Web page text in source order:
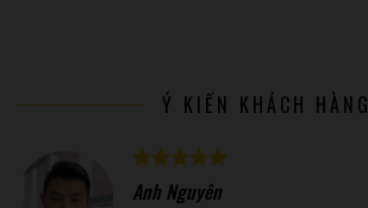
Ý KIẾN KHÁCH HÀNG
Anh Nguyên